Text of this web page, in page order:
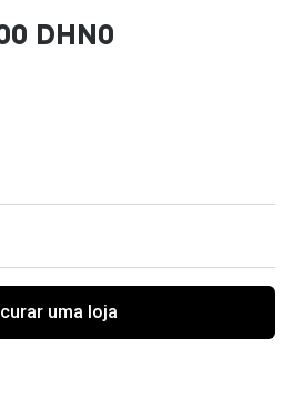
DHN0
uma loja